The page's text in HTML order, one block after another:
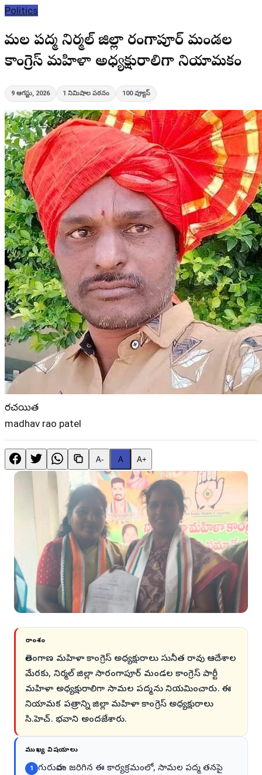
Politics
సామల పద్మ నిర్మల్ జిల్లా సారంగాపూర్ మండల
కాంగ్రెస్ మహిళా అధ్యక్షురాలిగా నియామకం
9 ఆగస్టు, 2026 1 నిమిషాల పఠనం 100 వ్యూస్
రచయిత
madhav rao patel
A- A A+
సారాంశం
తెలంగాణ మహిళా కాంగ్రెస్ అధ్యక్షురాలు సునీత రావు ఆదేశాల
మేరకు, నిర్మల్ జిల్లా సారంగాపూర్ మండల కాంగ్రెస్ పార్టీ
మహిళా అధ్యక్షురాలిగా సామల పద్మను నియమించారు. ఈ
నియామక పత్రాన్ని జిల్లా మహిళా కాంగ్రెస్ అధ్యక్షురాలు
సి.హెచ్. భవాని అందజేశారు.
ముఖ్య విషయాలు
1 గురువారం జరిగిన ఈ కార్యక్రమంలో, సామల పద్మ తనపై